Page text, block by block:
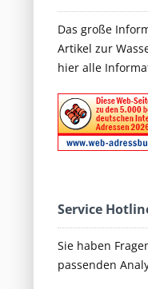
Das große
Artikel zur
hier alle
Service
Sie haben
passenden